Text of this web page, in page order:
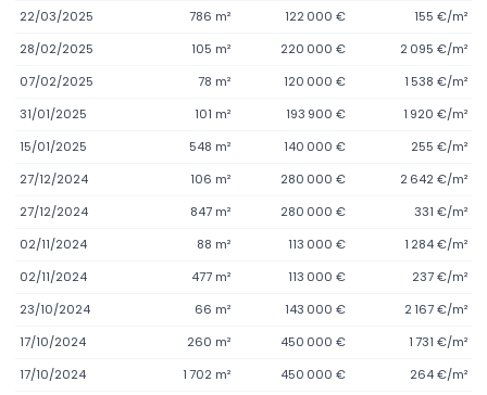
22/03/2025
786 m² 122 000 €
155 €/m²
28/02/2025
105 m² 220 000 €
2 095 €/m²
07/02/2025
78 m² 120 000 €
1 538 €/m²
31/01/2025
101 m² 193 900 €
1 920 €/m²
15/01/2025
548 m² 140 000 €
255 €/m²
27/12/2024
106 m² 280 000 €
2 642 €/m²
27/12/2024
847 m² 280 000 €
331 €/m²
02/11/2024
88 m² 113 000 €
1 284 €/m²
02/11/2024
477 m² 113 000 €
237 €/m²
23/10/2024
66 m² 143 000 €
2 167 €/m²
17/10/2024
260 m² 450 000 €
1 731 €/m²
17/10/2024
1 702 m² 450 000 € 264 €/m²